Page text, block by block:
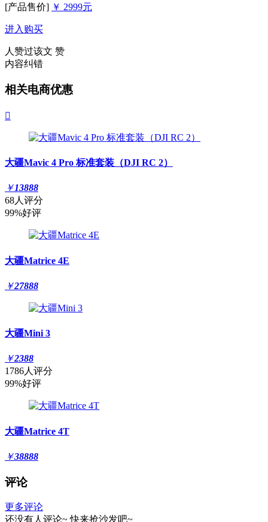
[产品售价] ￥ 2999元
进入购买
人赞过该文 赞
内容纠错
相关电商优惠

大疆Mavic 4 Pro 标准套装（DJI RC 2）
￥13888
68人评分
99%好评
大疆Matrice 4E
￥27888
大疆Mini 3
￥2388
1786人评分
99%好评
大疆Matrice 4T
￥38888
评论
更多评论
还没有人评论~ 快来抢沙发吧~